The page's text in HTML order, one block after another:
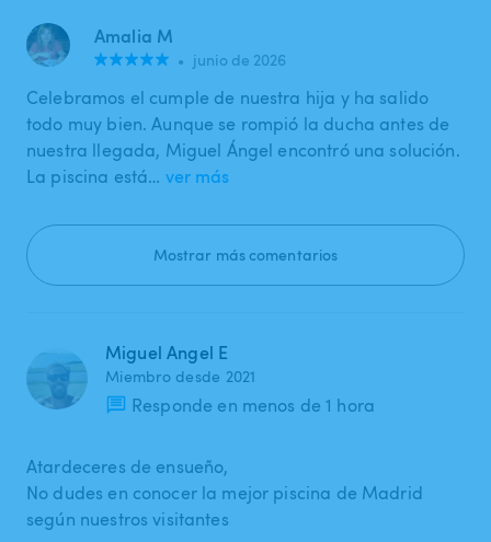
Amalia M
• junio de 2026
Celebramos el cumple de nuestra hija y ha salido
todo muy bien. Aunque se rompió la ducha antes de
nuestra llegada, Miguel Ángel encontró una solución.
La piscina está… ver más
Mostrar más comentarios
Miguel Angel E
Miembro desde 2021
Responde en menos de 1 hora
Atardeceres de ensueño,
No dudes en conocer la mejor piscina de Madrid
según nuestros visitantes